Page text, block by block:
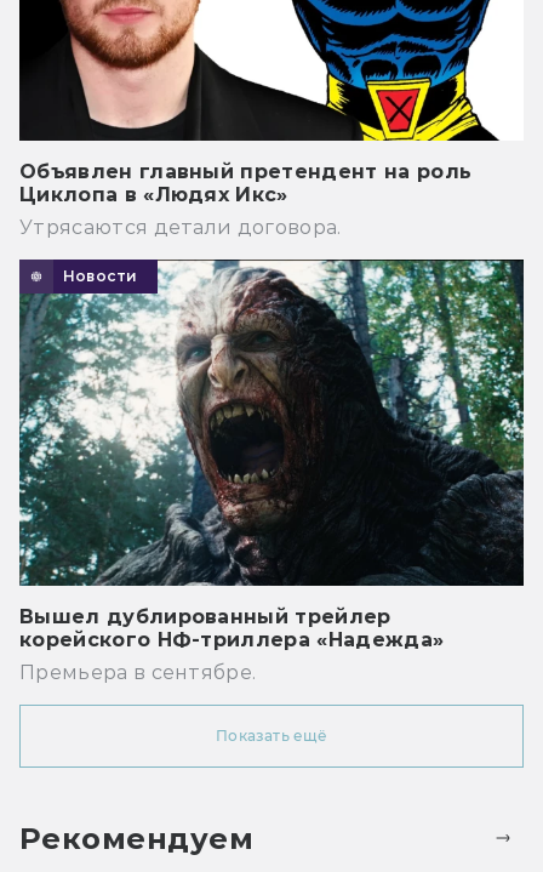
Объявлен главный претендент на роль
Циклопа в «Людях Икс»
Утрясаются детали договора.
Новости
Вышел дублированный трейлер
корейского НФ-триллера «Надежда»
Премьера в сентябре.
Показать ещё
Рекомендуем